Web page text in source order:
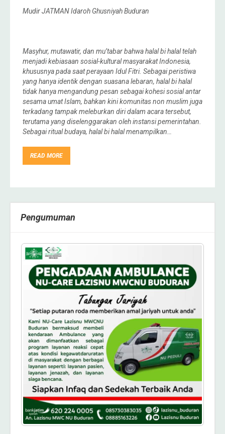
Mudir JATMAN Idaroh Ghusniyah Buduran
Masyhur, mutawatir, dan mu’tabarbahwahalal bi halaltelah
menjadi kebiasaan sosial-kultural masyarakat Indonesia,
khususnya pada saat perayaan Idul Fitri. Sebagai peristiwa
yang hanya identik dengan suasana lebaran, halal bi halal
tidak hanya mengandung pesan sebagai kohesi sosial antar
sesama umat Islam, bahkan kini komunitas non muslim juga
terkadang tampak meleburkan diri dalam acara tersebut,
terutama yang diselenggarakan oleh instansi pemerintahan.
Sebagai ritual budaya, halal bi halalmenampilkan…
READ MORE
Pengumuman